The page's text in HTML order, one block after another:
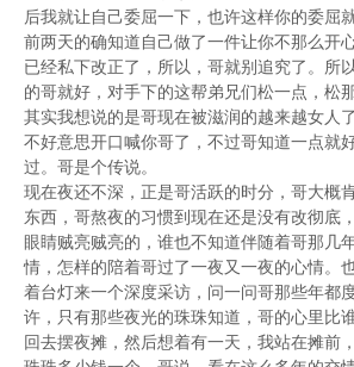
后我就让自己委屈一下，也许这样你的委屈
前两天的确知道自己做了一件让你不那么开
已经私下改正了，所以，哥就别追究了。所
的哥就好，对手下的这帮弟兄们松一点，松
其实我想说的是哥现在被滋润的越来越女人
不好意思开口喊你哥了，不过哥知道一点就
过。哥是个传说。
现在夜还不深，正是哥活跃的时分，哥大概
东西，哥熬夜的习惯到现在还是没有改彻底
眼睛贼亮贼亮的，谁也不知道伴随着哥那几
情，怎样的陪着哥过了一夜又一夜的心情。
着台灯来一个深度采访，问一问哥那些年都
许，只有那些夜光的珠珠知道，哥的心里比
回去摆夜摊，然后想着有一天，我站在摊前